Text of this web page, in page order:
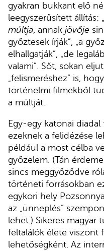
gyakran bukkant elő
leegyszerűsített állítás:
múltja, annak jövője
győztesek írják”, „a
elhallgatják”, „de
valami”. Sőt, sokan
„felismeréshez” is,
történelmi filmekből
a múltját.
Egy-egy katonai
ezeknek a felidézése
például a most célba
győzelem. (Tán
sincs meggyőződve
történeti forrásokban
egykori hely
az „ünneplés”
lehet.) Sikeres magyar
feltalálók élete viszont
lehetőségként. Az